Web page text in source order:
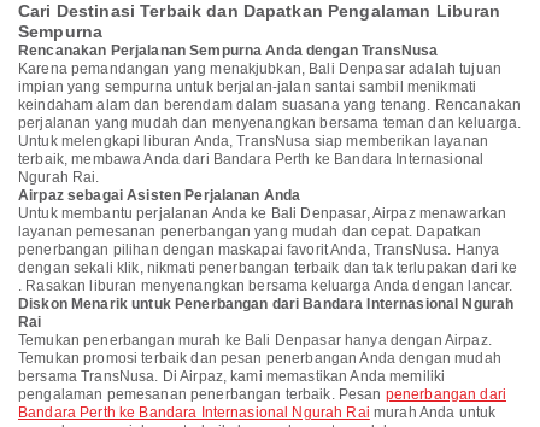
Cari Destinasi Terbaik dan Dapatkan Pengalaman Liburan
Sempurna
Rencanakan Perjalanan Sempurna Anda dengan TransNusa
Karena pemandangan yang menakjubkan, Bali Denpasar adalah tujuan
impian yang sempurna untuk berjalan-jalan santai sambil menikmati
keindaham alam dan berendam dalam suasana yang tenang. Rencanakan
perjalanan yang mudah dan menyenangkan bersama teman dan keluarga.
Untuk melengkapi liburan Anda, TransNusa siap memberikan layanan
terbaik, membawa Anda dari Bandara Perth ke Bandara Internasional
Ngurah Rai.
Airpaz sebagai Asisten Perjalanan Anda
Untuk membantu perjalanan Anda ke Bali Denpasar, Airpaz menawarkan
layanan pemesanan penerbangan yang mudah dan cepat. Dapatkan
penerbangan pilihan dengan maskapai favorit Anda, TransNusa. Hanya
dengan sekali klik, nikmati penerbangan terbaik dan tak terlupakan dari ke
. Rasakan liburan menyenangkan bersama keluarga Anda dengan lancar.
Diskon Menarik untuk Penerbangan dari Bandara Internasional Ngurah
Rai
Temukan penerbangan murah ke Bali Denpasar hanya dengan Airpaz.
Temukan promosi terbaik dan pesan penerbangan Anda dengan mudah
bersama TransNusa. Di Airpaz, kami memastikan Anda memiliki
pengalaman pemesanan penerbangan terbaik. Pesan penerbangan dari
Bandara Perth ke Bandara Internasional Ngurah Rai murah Anda untuk